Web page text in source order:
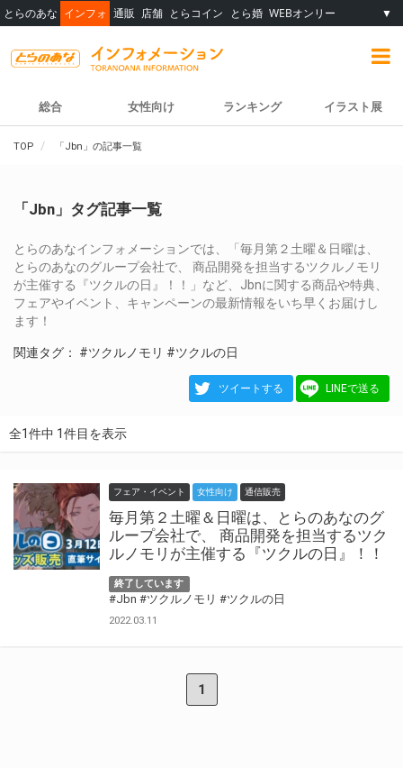
とらのあな インフォ 通販 店舗 とらコイン とら婚 WEBオンリー ▼
総合 女性向け ランキング イラスト展
TOP 「Jbn」の記事一覧
「Jbn」タグ記事一覧
とらのあなインフォメーションでは、「毎月第２土曜＆日曜は、
とらのあなのグループ会社で、 商品開発を担当するツクルノモリ
が主催する『ツクルの日』！！」など、Jbnに関する商品や特典、
フェアやイベント、キャンペーンの最新情報をいち早くお届けし
ます！
関連タグ： #ツクルノモリ #ツクルの日
ツイートする LINEで送る
全1件中 1件目を表示
フェア・イベント 女性向け 通信販売
毎月第２土曜＆日曜は、とらのあなのグ
ループ会社で、 商品開発を担当するツク
ルノモリが主催する『ツクルの日』！！
終了しています
#Jbn #ツクルノモリ #ツクルの日
2022.03.11
1